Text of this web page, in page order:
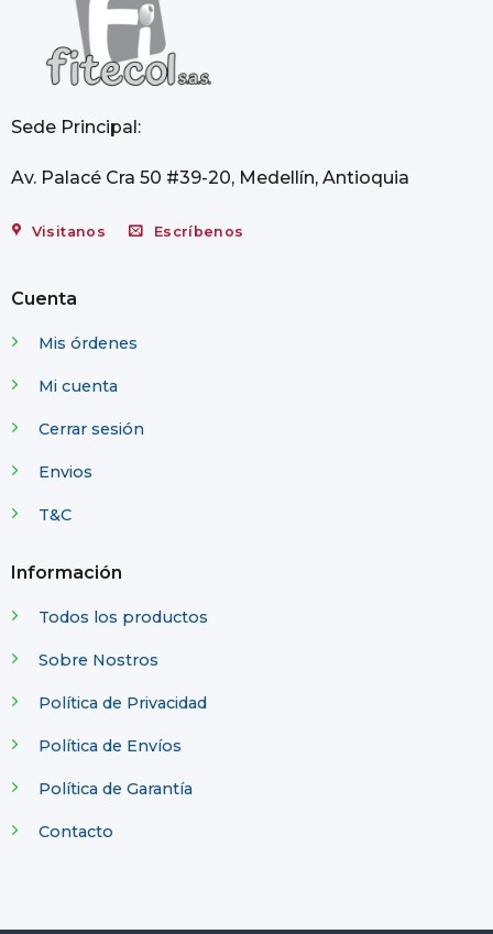
Sede Principal:
Av. Palacé Cra 50 #39-20, Medellín, Antioquia
Visitanos Escríbenos
Cuenta
Mis órdenes
Mi cuenta
Cerrar sesión
Envios
T&C
Información
Todos los productos
Sobre Nostros
Política de Privacidad
Política de Envíos
Política de Garantía
Contacto